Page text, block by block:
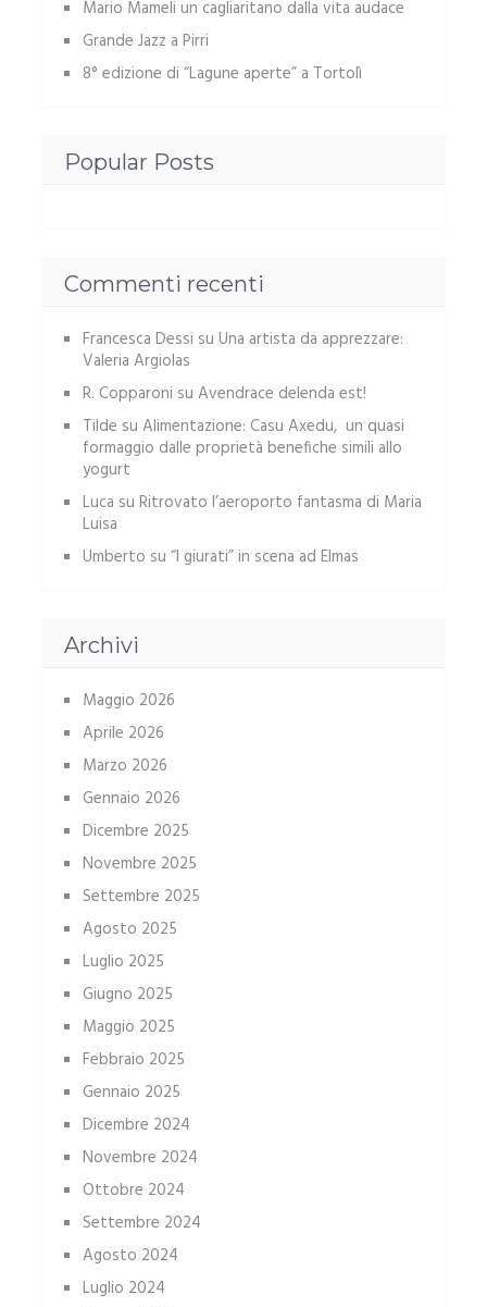
Mario Mameli un cagliaritano dalla vita audace
Grande Jazz a Pirri
8° edizione di “Lagune aperte” a Tortolì
Popular Posts
Commenti recenti
Francesca Dessi su Una artista da apprezzare:
Valeria Argiolas
R. Copparoni su Avendrace delenda est!
Tilde su Alimentazione: Casu Axedu, un quasi
formaggio dalle proprietà benefiche simili allo
yogurt
Luca su Ritrovato l’aeroporto fantasma di Maria
Luisa
Umberto su “I giurati” in scena ad Elmas
Archivi
Maggio 2026
Aprile 2026
Marzo 2026
Gennaio 2026
Dicembre 2025
Novembre 2025
Settembre 2025
Agosto 2025
Luglio 2025
Giugno 2025
Maggio 2025
Febbraio 2025
Gennaio 2025
Dicembre 2024
Novembre 2024
Ottobre 2024
Settembre 2024
Agosto 2024
Luglio 2024